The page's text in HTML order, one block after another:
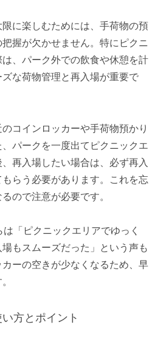
に楽しむためには、手荷物の預
握が欠かせません。特にピクニ
、パーク外での飲食や休憩を計
な荷物管理と再入場が重要で
コインロッカーや手荷物預かり
パークを一度出てピクニックエ
再入場したい場合は、必ず再入
らう必要があります。これを忘
ので注意が必要です。
「ピクニックエリアでゆっく
もスムーズだった」という声も
ーの空きが少なくなるため、早
方とポイント